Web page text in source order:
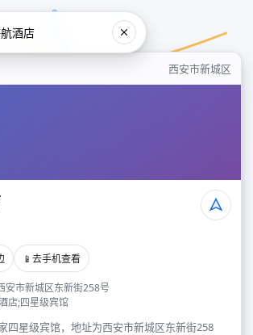
西安市新城区
📱 去手机查看
安市新城区东新街258号
店;四星级宾馆
四星级宾馆，地址为西安市新城区东新街258